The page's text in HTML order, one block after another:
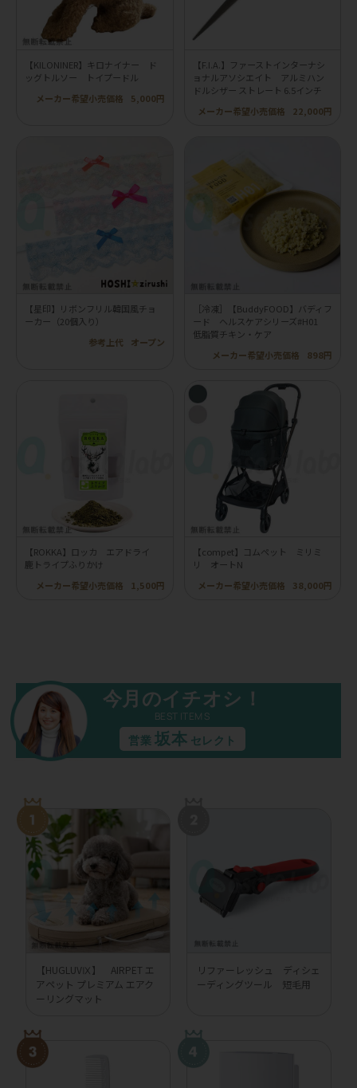
【KILONINER】キロナイナー ド
ッグトルソー トイプードル
メーカー希望小売価格
5,000円
【F.I.A.】ファーストインターナシ
ョナルアソシエイト アルミハン
ドルシザー ストレート 6.5インチ
メーカー希望小売価格
22,000円
【星印】リボンフリル韓国風チョ
ーカー（20個入り）
参考上代
オープン
［冷凍］【BuddyFOOD】バディフ
ード ヘルスケアシリーズ#H01
低脂質チキン・ケア
メーカー希望小売価格
898円
【ROKKA】ロッカ エアドライ
鹿トライプふりかけ
メーカー希望小売価格
1,500円
【compet】コムペット ミリミ
リ オートN
メーカー希望小売価格
38,000円
今月のイチオシ！
BEST ITEMS
営業 坂本 セレクト
【HUGLUVⅨ】 AIRPET エ
アペット プレミアム エアク
ーリングマット
リファーレッシュ ディシェ
ーディングツール 短毛用